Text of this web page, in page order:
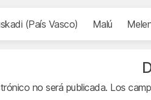
(País Vasco) Malú
no será publicada. Los